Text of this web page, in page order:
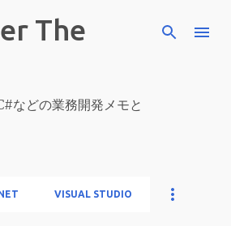
てメイン コンテンツに移動
The
などの業務開発メモと
VISUAL STUDIO